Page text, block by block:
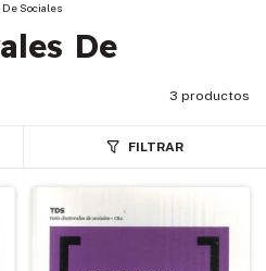
Sociales
De
3 productos
FILTRAR